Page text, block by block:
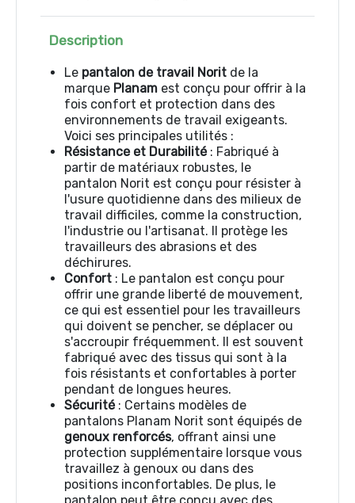
Description
Le pantalon de travail Norit de la
marque Planam est conçu pour offrir à la
fois confort et protection dans des
environnements de travail exigeants.
Voici ses principales utilités :
Résistance et Durabilité: Fabriqué à
partir de matériaux robustes, le
pantalon Norit est conçu pour résister à
l'usure quotidienne dans des milieux de
travail difficiles, comme la construction,
l'industrie ou l'artisanat. Il protège les
travailleurs des abrasions et des
déchirures.
Confort : Le pantalon est conçu pour
offrir une grande liberté de mouvement,
ce qui est essentiel pour les travailleurs
qui doivent se pencher, se déplacer ou
s'accroupir fréquemment. Il est souvent
fabriqué avec des tissus qui sont à la
fois résistants et confortables à porter
pendant de longues heures.
Sécurité: Certains modèles de
pantalons Planam Norit sont équipés de
genoux renforcés, offrant ainsi une
protection supplémentaire lorsque vous
travaillez à genoux ou dans des
positions inconfortables. De plus, le